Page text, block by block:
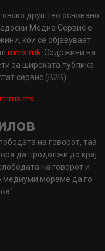
друштво основано
Медиа Сервис е
кои се објавуваат
mms.mk . Содржини на
за широката публика
сервис (B2B).
на говорот, таа
да продолжи до крај.
на говорот и
медиуми мораме да го